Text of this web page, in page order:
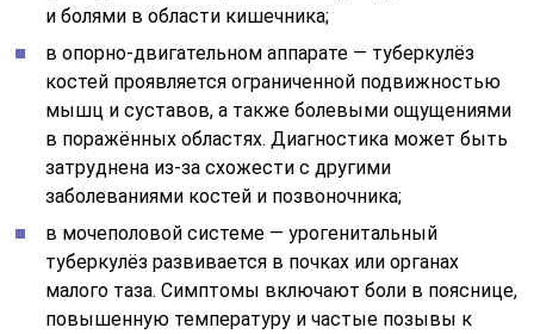
и болями в области кишечника;
в опорно-двигательном аппарате — туберкулёз
костей проявляется ограниченной подвижностью
мышц и суставов, а также болевыми ощущениями
в поражённых областях. Диагностика может быть
затруднена из-за схожести с другими
заболеваниями костей и позвоночника;
в мочеполовой системе — урогенитальный
туберкулёз развивается в почках или органах
малого таза. Симптомы включают боли в пояснице,
повышенную температуру и частые позывы к